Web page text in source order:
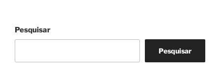
Pesquisar
Pesquisar